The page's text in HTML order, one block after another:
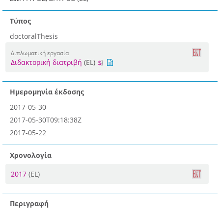
Τύπος
doctoralThesis
Διπλωματική εργασία
Διδακτορική διατριβή (EL)
Ημερομηνία έκδοσης
2017-05-30
2017-05-30T09:18:38Z
2017-05-22
Χρονολογία
2017 (EL)
Περιγραφή